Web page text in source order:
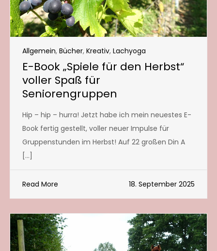
Allgemein, Bücher, Kreativ, Lachyoga
E-Book „Spiele für den Herbst“
voller Spaß für
Seniorengruppen
Hip – hip – hurra! Jetzt habe ich mein neuestes E-
Book fertig gestellt, voller neuer Impulse für
Gruppenstunden im Herbst! Auf 22 großen Din A
[…]
Read More 18. September 2025